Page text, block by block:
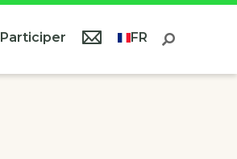
Participer FR